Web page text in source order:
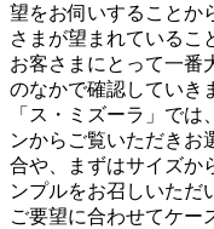
望をお伺いすることか
さまが望まれているこ
お客さまにとって一番
のなかで確認していき
「ス・ミズーラ」では
ンからご覧いただきお
合や、まずはサイズか
ンプルをお召しいただ
ご要望に合わせてケー